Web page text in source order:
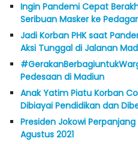
Ingin Pandemi Cepat
Seribuan Masker ke
Jadi Korban PHK saat
Aksi Tunggal di Jalanan
Pedesaan di Madiun
Anak Yatim Piatu Korban
Dibiayai Pendidikan dan
Presiden Jokowi
Agustus 2021